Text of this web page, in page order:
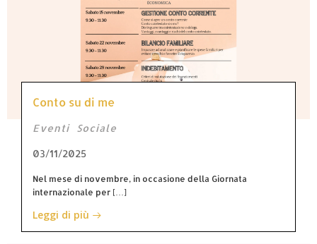
Conto su di me
Eventi Sociale
03/11/2025
Nel mese di novembre, in occasione della Giornata
internazionale per […]
Leggi di più